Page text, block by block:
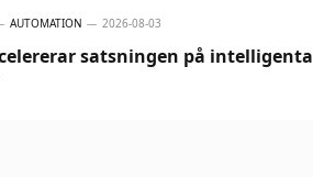
AUTOMATION 2026-08-03
satsningen på intelligenta